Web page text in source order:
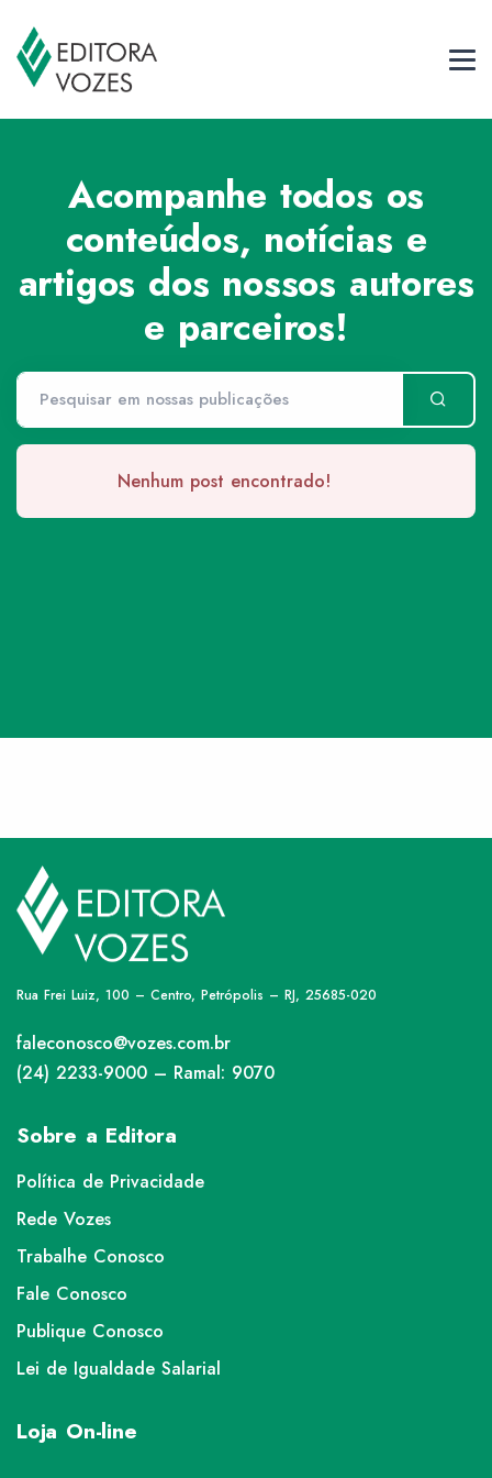
Acompanhe todos os
conteúdos, notícias e
artigos dos nossos autores
e parceiros!
Nenhum post encontrado!
Rua Frei Luiz, 100 – Centro, Petrópolis – RJ, 25685-020
faleconosco@vozes.com.br
(24) 2233-9000 – Ramal: 9070
Sobre a Editora
Política de Privacidade
Rede Vozes
Trabalhe Conosco
Fale Conosco
Publique Conosco
Lei de Igualdade Salarial
Loja On-line